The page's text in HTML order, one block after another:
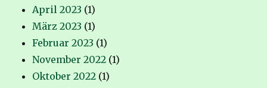
April 2023 (1)
März 2023 (1)
Februar 2023 (1)
November 2022 (1)
Oktober 2022 (1)